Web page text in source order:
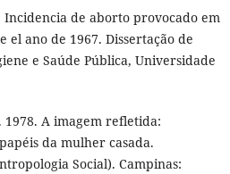
Incidencia de aborto provocado em
ano de 1967. Dissertação de
e Saúde Pública, Universidade
1978. A imagem refletida:
da mulher casada.
Social). Campinas: